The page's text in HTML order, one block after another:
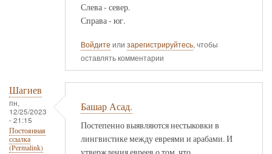
Слева - север.
Справа - юг.
Войдите или зарегистрируйтесь, чтобы
оставлять комментарии
Шагиев
пн,
12/25/2023
- 21:15
Постоянная
ссылка
(Permalink)
Башар Асад.
Постепенно выявляются нестыковки в
лингвистике между евреями и арабами. И